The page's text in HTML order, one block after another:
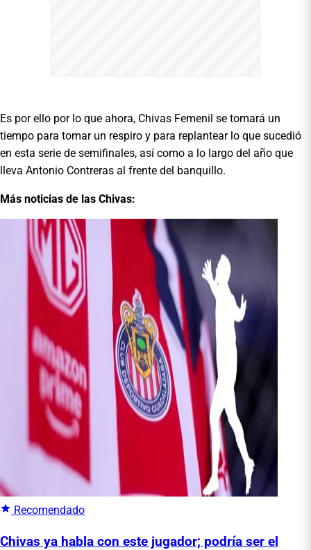
Es por ello por lo que ahora, Chivas Femenil se tomará un
tiempo para tomar un respiro y para replantear lo que sucedió
en esta serie de semifinales, así como a lo largo del año que
lleva Antonio Contreras al frente del banquillo.
Más noticias de las Chivas:
Recomendado
Chivas ya habla con este jugador; podría ser el